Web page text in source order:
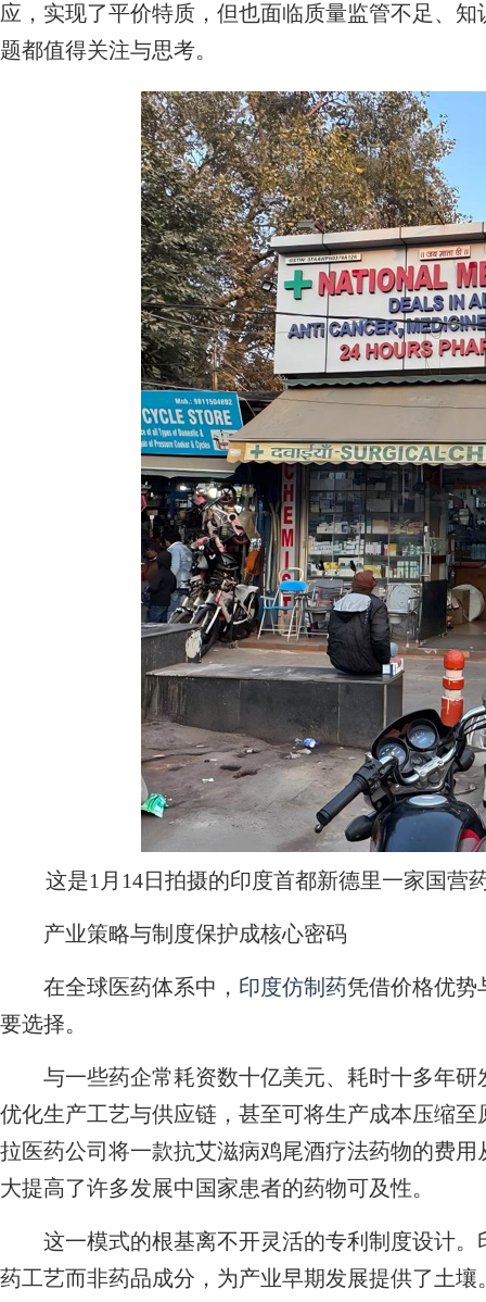
应，实现了平价特质，但也面临质量监管不足、
题都值得关注与思考。
这是1月14日拍摄的印度首都新德里一家国营
产业策略与制度保护成核心密码
在全球医药体系中， 印度仿制药凭借价格优势
要选择。
与一些药企常耗资数十亿美元、耗时十多年研
优化生产工艺与供应链，甚至可将生产成本压缩
拉医药公司将一款抗艾滋病鸡尾酒疗法药物的费
大提高了许多发展中国家患者的药物可及性。
这一模式的根基离不开灵活的专利制度设计。
药工艺而非药品成分，为产业早期发展提供了土